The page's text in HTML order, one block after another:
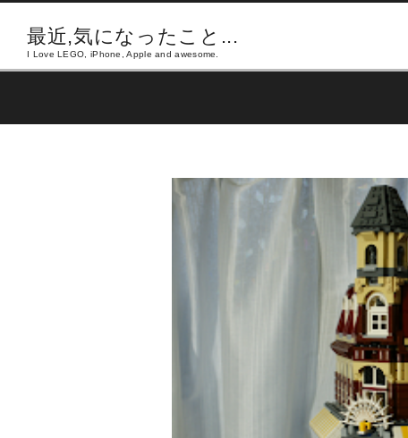
最近,気になったこと...
I Love LEGO, iPhone, Apple and awesome.